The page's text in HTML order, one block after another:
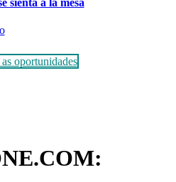
sienta a la mesa
oportunidades